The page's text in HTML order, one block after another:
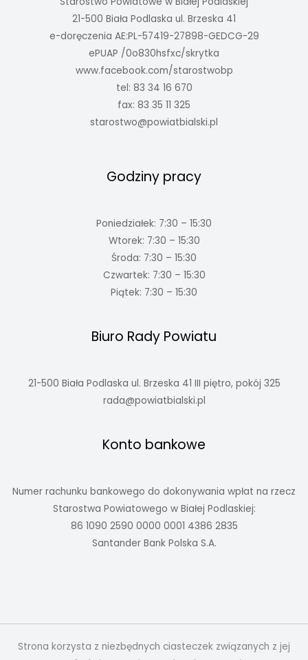
21-500 Biała Podlaska ul. Brzeska 41
e-doręczenia AE:PL-57419-27898-GEDCG-29
ePUAP /0o830hsfxc/skrytka
www.facebook.com/starostwobp
tel: 83 34 16 670
fax: 83 35 11 325
starostwo@powiatbialski.pl
Godziny pracy
Poniedziałek: 7:30 – 15:30
Wtorek: 7:30 – 15:30
Środa: 7:30 – 15:30
Czwartek: 7:30 – 15:30
Piątek: 7:30 – 15:30
Biuro Rady Powiatu
21-500 Biała Podlaska ul. Brzeska 41 III piętro, pokój 325
rada@powiatbialski.pl
Konto bankowe
Numer rachunku bankowego do dokonywania wpłat na rzecz
Starostwa Powiatowego w Białej Podlaskiej:
86 1090 2590 0000 0001 4386 2835
Santander Bank Polska S.A.
Strona korzysta z niezbędnych ciasteczek związanych z jej